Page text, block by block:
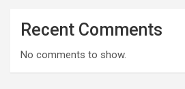
Recent Comments
No comments to show.